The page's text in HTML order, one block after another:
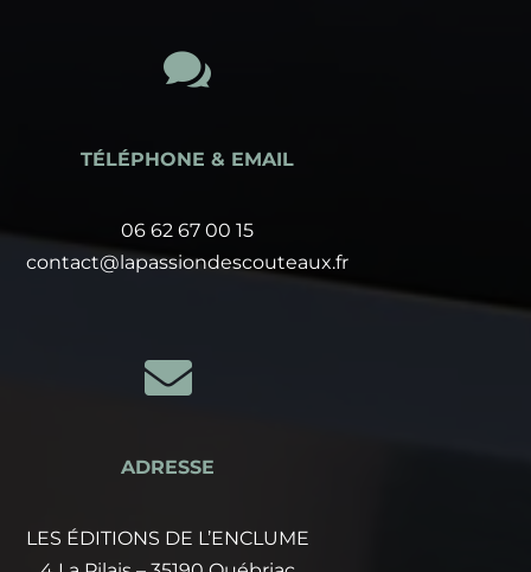

TÉLÉPHONE & EMAIL
06 62 67 00 15
contact@lapassiondescouteaux.fr

ADRESSE
LES ÉDITIONS DE L’ENCLUME